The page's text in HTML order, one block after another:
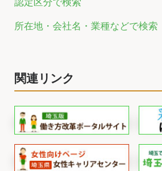
所在地・会社名・業種などで検索
関連リンク